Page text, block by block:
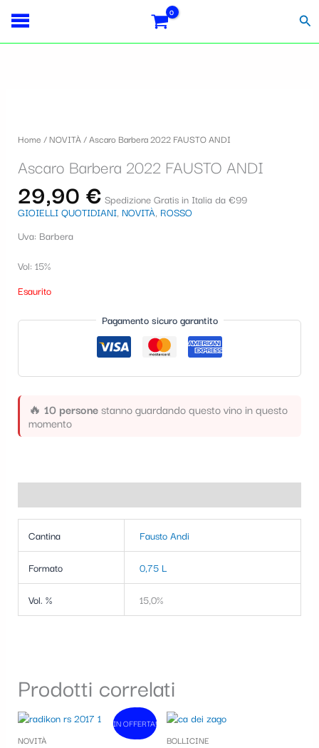
contenuto
Home /NOVITÀ/ Ascaro Barbera 2022 FAUSTO ANDI
Ascaro Barbera 2022 FAUSTO ANDI
29,90 € Spedizione Gratis in Italia da €99
GIOIELLI QUOTIDIANI, NOVITÀ, ROSSO
Uva: Barbera
Vol: 15%
Esaurito
Pagamento sicuro garantito
🔥 10 personestanno guardando questo vino in questo
momento
Cantina Fausto Andi
Formato 0,75 L
Vol. % 15,0%
Prodotti correlati
In vendita!
IN OFFERTA!
NOVITÀ
Il
Il
BOLLICINE
S
o
n
a
u
n
a
c
g
o